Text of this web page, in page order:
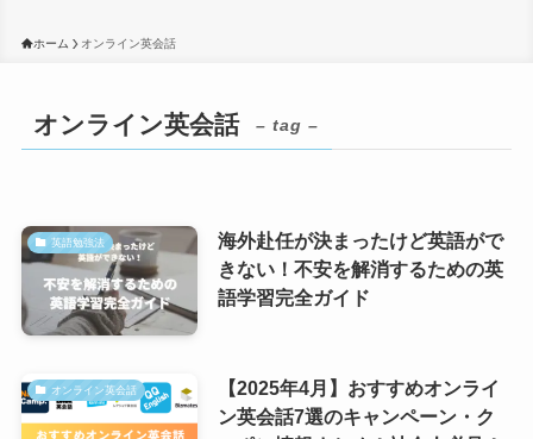
ホーム オンライン英会話
オンライン英会話 – tag –
英語勉強法
海外赴任が決まったけど英語がで
きない！不安を解消するための英
語学習完全ガイド
オンライン英会話
【2025年4月】おすすめオンライ
ン英会話7選のキャンペーン・ク